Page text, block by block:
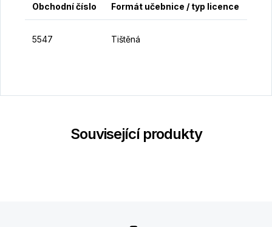
Obchodní číslo Formát učebnice / typ licence
5547 Tištěná
Související produkty